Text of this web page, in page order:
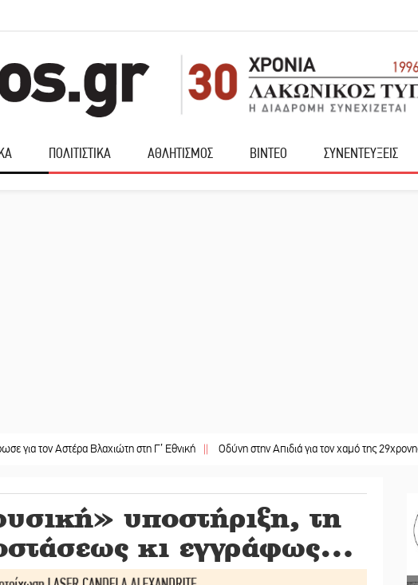
ΠΟΛΙΤΙΣΤΙΚΑ ΑΘΛΗΤΙΣΜΟΣ ΒΙΝΤΕΟ ΣΥΝΕΝΤΕΥΞΕΙΣ
Βλαχιώτη στη Γ’ Εθνική || Οδύνη στην Απιδιά για τον χαμό της 29χρονης Ελένης σε
υποστήριξη, τη
κι εγγράφως…